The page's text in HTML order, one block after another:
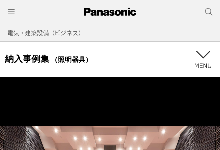
電気・建築設備（ビジネス）
納入事例集 （照明器具）